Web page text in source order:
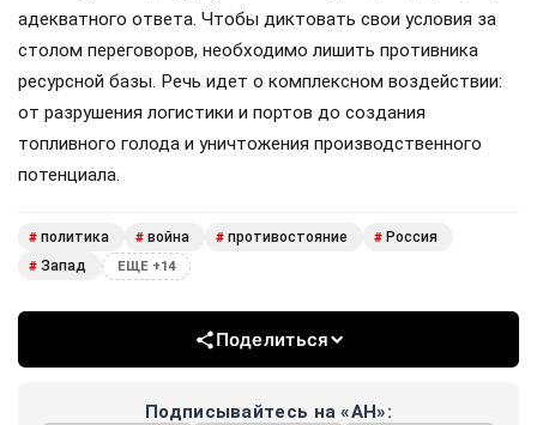
адекватного ответа. Чтобы диктовать свои условия за
столом переговоров, необходимо лишить противника
ресурсной базы. Речь идет о комплексном воздействии:
от разрушения логистики и портов до создания
топливного голода и уничтожения производственного
потенциала.
# политика # война # противостояние # Россия
# Запад ЕЩЕ +14
Поделиться
Подписывайтесь на «АН»: